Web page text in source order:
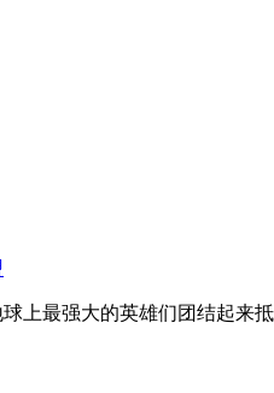
上最强大的英雄们团结起来